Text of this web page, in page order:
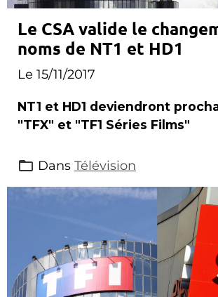
Le CSA valide le
noms de NT1 et HD1
Le 15/11/2017
NT1 et HD1 deviendront
"TFX" et "TF1 Séries Films"
Dans Télévision